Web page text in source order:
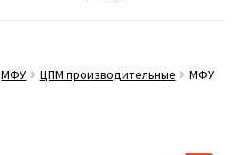
МФУ ЦПМ производительные
МФУ